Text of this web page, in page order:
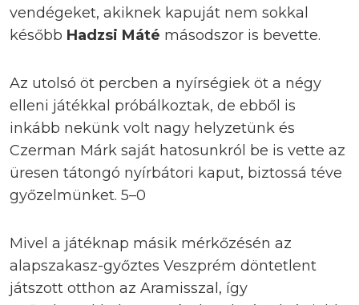
vendégeket, akiknek kapuját nem sokkal
később Hadzsi Máté másodszor is bevette.
Az utolsó öt percben a nyírségiek öt a négy
elleni játékkal próbálkoztak, de ebből is
inkább nekünk volt nagy helyzetünk és
Czerman Márk saját hatosunkról be is vette az
üresen tátongó nyírbátori kaput, biztossá téve
győzelmünket. 5–0
Mivel a játéknap másik mérkőzésén az
alapszakasz-győztes Veszprém döntetlent
játszott otthon az Aramisszal, így